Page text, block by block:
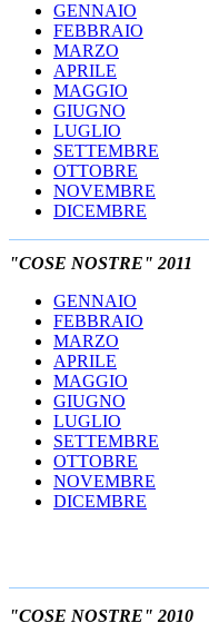
GENNAIO
FEBBRAIO
MARZO
APRILE
MAGGIO
GIUGNO
LUGLIO
SETTEMBRE
OTTOBRE
NOVEMBRE
DICEMBRE
"COSE NOSTRE" 2011
GENNAIO
FEBBRAIO
MARZO
APRILE
MAGGIO
GIUGNO
LUGLIO
SETTEMBRE
OTTOBRE
NOVEMBRE
DICEMBRE
"COSE NOSTRE" 2010